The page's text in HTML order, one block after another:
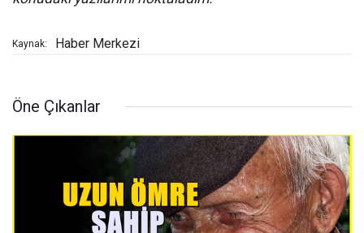
Kaynak: Haber Merkezi
Öne Çıkanlar